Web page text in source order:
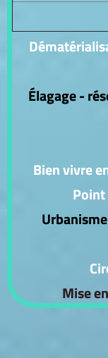
Élagage -
Bien vivre
Mise